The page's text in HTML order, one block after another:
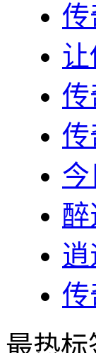
传
传
传
传
最热标